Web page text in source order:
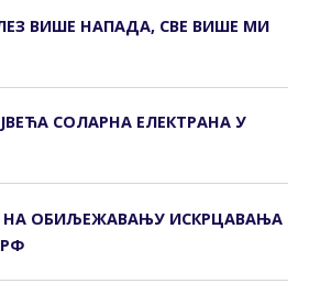
ВИШЕ НАПАДА, СВЕ ВИШЕ МИ
СОЛАРНА ЕЛЕКТРАНА У
НА ОБИЉЕЖАВАЊУ ИСКРЦАВАЊА